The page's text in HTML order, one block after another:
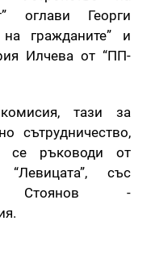
оглави Георги
гражданите” и
Илчева от “ПП-
тази за
сътрудничество,
се ръководи от
със
Стоянов -